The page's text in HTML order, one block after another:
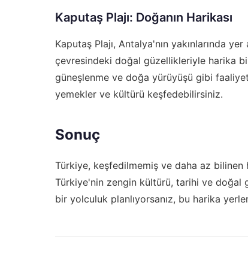
Kaputaş Plajı: Doğanın Harikası
Kaputaş Plajı, Antalya'nın yakınlarında
çevresindeki doğal güzellikleriyle harika
güneşlenme ve doğa yürüyüşü gibi
yemekler ve kültürü keşfedebilirsiniz.
Sonuç
Türkiye, keşfedilmemiş ve daha az bilinen
Türkiye'nin zengin kültürü, tarihi ve doğal
bir yolculuk planlıyorsanız, bu harika